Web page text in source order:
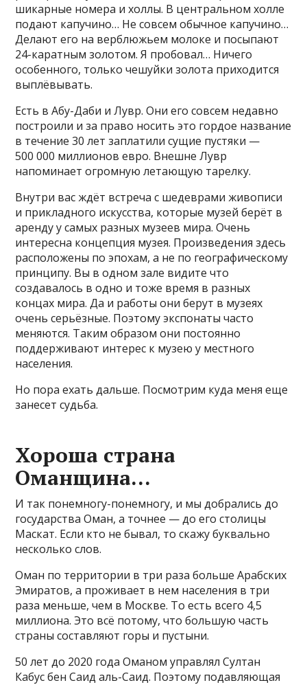
шикарные номера и холлы. В центральном холле
подают капучино… Не совсем обычное капучино…
Делают его на верблюжьем молоке и посыпают
24-каратным золотом. Я пробовал… Ничего
особенного, только чешуйки золота приходится
выплёвывать.
Есть в Абу-Даби и Лувр. Они его совсем недавно
построили и за право носить это гордое название
в течение 30 лет заплатили сущие пустяки —
500 000 миллионов евро. Внешне Лувр
напоминает огромную летающую тарелку.
Внутри вас ждёт встреча с шедеврами живописи
и прикладного искусства, которые музей берёт в
аренду у самых разных музеев мира. Очень
интересна концепция музея. Произведения здесь
расположены по эпохам, а не по географическому
принципу. Вы в одном зале видите что
создавалось в одно и тоже время в разных
концах мира. Да и работы они берут в музеях
очень серьёзные. Поэтому экспонаты часто
меняются. Таким образом они постоянно
поддерживают интерес к музею у местного
населения.
Но пора ехать дальше. Посмотрим куда меня еще
занесет судьба.
Хороша страна
Оманщина…
И так понемногу-понемногу, и мы добрались до
государства Оман, а точнее — до его столицы
Маскат. Если кто не бывал, то скажу буквально
несколько слов.
Оман по территории в три раза больше Арабских
Эмиратов, а проживает в нем населения в три
раза меньше, чем в Москве. То есть всего 4,5
миллиона. Это всё потому, что большую часть
страны составляют горы и пустыни.
50 лет до 2020 года Оманом управлял Султан
Кабус бен Саид аль-Саид. Поэтому подавляющая